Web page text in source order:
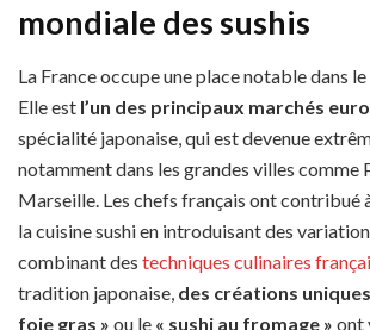
mondiale des sushis
La France occupe une place notable dans le
Elle est l’un des principaux marchés
spécialité japonaise, qui est devenue
notamment dans les grandes villes comme
Marseille. Les chefs français ont contribué
la cuisine sushi en introduisant des
combinant des techniques culinaires
tradition japonaise, des créations uniques
foie gras » ou le « sushi au fromage » ont